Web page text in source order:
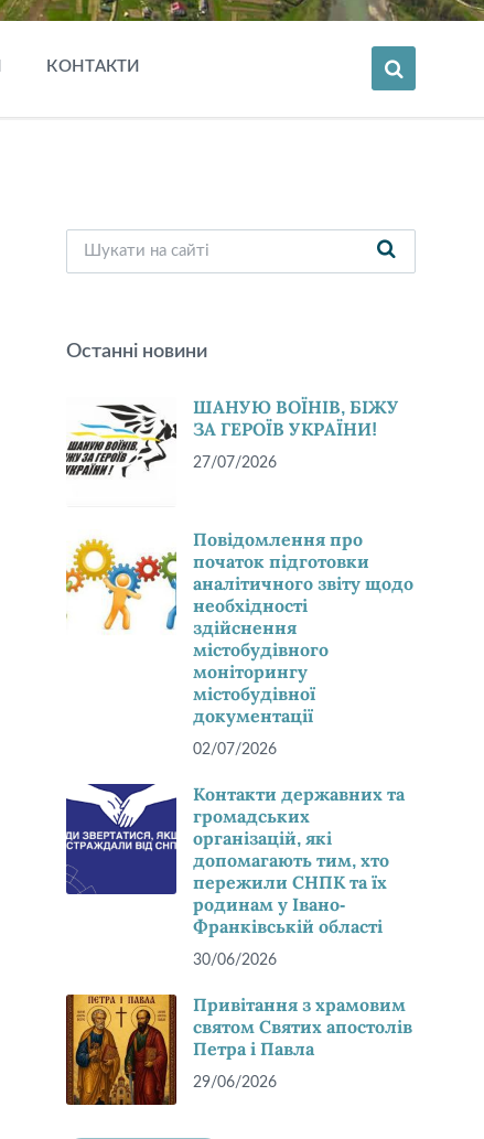
КОНТАКТИ
Останні новини
ШАНУЮ ВОЇНІВ, БІЖУ
ЗА ГЕРОЇВ УКРАЇНИ!
27/07/2026
Повідомлення про
початок підготовки
аналітичного звіту щодо
необхідності
здійснення
містобудівного
моніторингу
містобудівної
документації
02/07/2026
Контакти державних та
громадських
організацій, які
допомагають тим, хто
пережили СНПК та їх
родинам у Івано-
Франківській області
30/06/2026
Привітання з храмовим
святом Святих апостолів
Петра і Павла
29/06/2026